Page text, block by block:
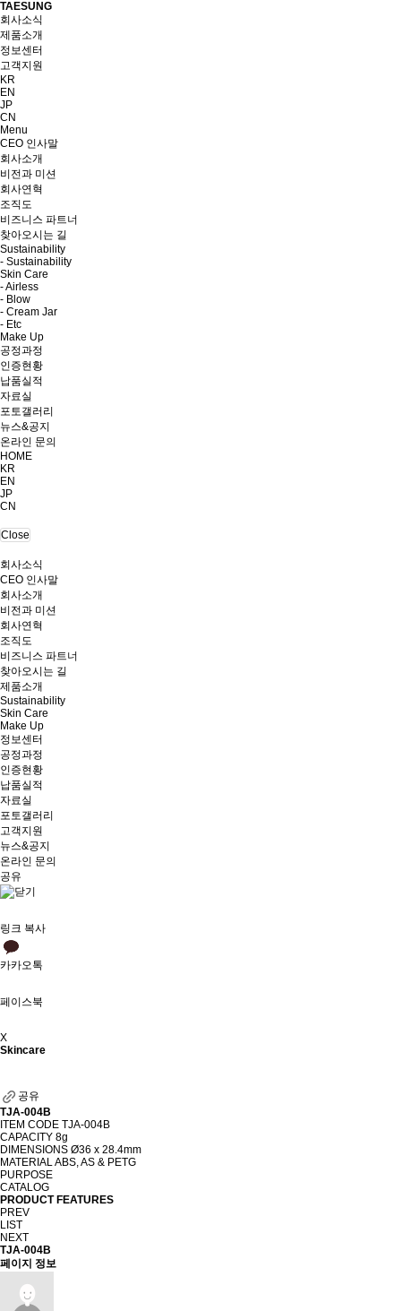
TAESUNG
회사소식
제품소개
정보센터
고객지원
KR
EN
JP
CN
Menu
CEO 인사말
회사소개
비전과 미션
회사연혁
조직도
비즈니스 파트너
찾아오시는 길
Sustainability
- Sustainability
Skin Care
- Airless
- Blow
- Cream Jar
- Etc
Make Up
공정과정
인증현황
납품실적
자료실
포토갤러리
뉴스&공지
온라인 문의
HOME
KR
EN
JP
CN
Close
회사소식
CEO 인사말
회사소개
비전과 미션
회사연혁
조직도
비즈니스 파트너
찾아오시는 길
제품소개
Sustainability
Skin Care
Make Up
정보센터
공정과정
인증현황
납품실적
자료실
포토갤러리
고객지원
뉴스&공지
온라인 문의
공유
링크 복사
카카오톡
페이스북
X
Skincare
공유
TJA-004B
ITEM CODE TJA-004B
CAPACITY 8g
DIMENSIONS Ø36 x 28.4mm
MATERIALABS, AS & PETG
PURPOSE
CATALOG
PRODUCT FEATURES
PREV
LIST
NEXT
TJA-004B
페이지 정보